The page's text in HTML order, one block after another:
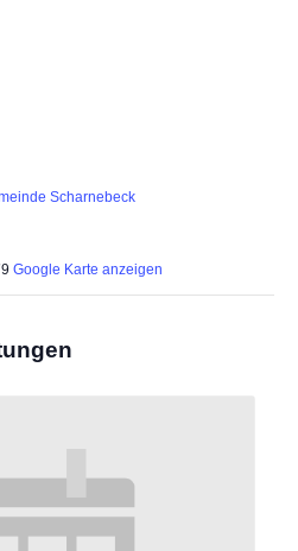
Scharnebeck
Google Karte anzeigen